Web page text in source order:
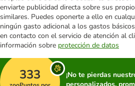
enviarte publicidad directa sobre sus
similares. Puedes oponerte a ello en
ningún gasto adicional a los gastos
en contacto con el servicio de atención al
información sobre protección de datos
333
¡No te pierdas